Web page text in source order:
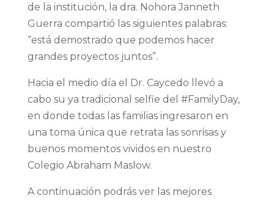
de la institución, la dra. Nohora Janneth
Guerra compartió las siguientes palabras:
“está demostrado que podemos hacer
grandes proyectos juntos”.
Hacia el medio día el Dr. Caycedo llevó a
cabo su ya tradicional selfie del #FamilyDay,
en donde todas las familias ingresaron en
una toma única que retrata las sonrisas y
buenos momentos vividos en nuestro
Colegio Abraham Maslow.
A continuación podrás ver las mejores